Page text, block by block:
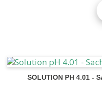
SOLUTION PH 4.01 -